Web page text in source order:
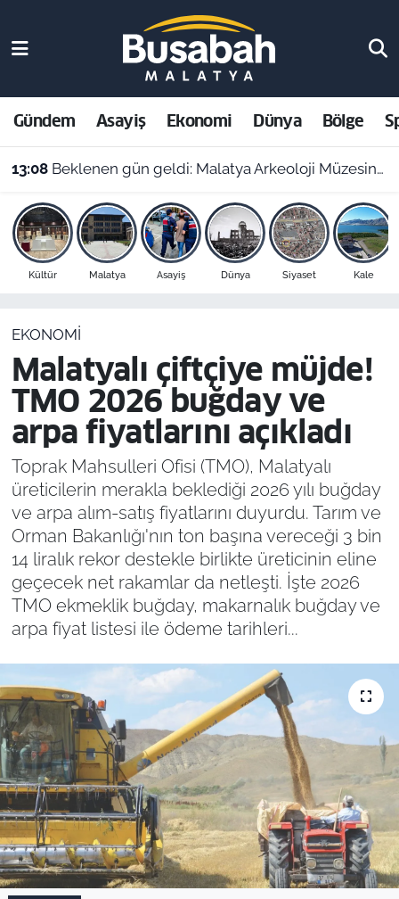
Gündem Asayiş Ekonomi Dünya Bölge
13:08 Beklenen gün geldi: Malatya Arkeoloji Müzesinde binlerce yıllık eserler görücüye çıkıyor
Kültür Malatya Asayiş Dünya Siyaset Kale
EKONOMI
Malatyalı çiftçiye müjde!
TMO 2026 buğday ve
arpa fiyatlarını açıkladı
Toprak Mahsulleri Ofisi (TMO), Malatyalı
üreticilerin merakla beklediği 2026 yılı buğday
ve arpa alım-satış fiyatlarını duyurdu. Tarım ve
Orman Bakanlığı'nın ton başına vereceği 3 bin
14 liralık rekor destekle birlikte üreticinin eline
geçecek net rakamlar da netleşti. İşte 2026
TMO ekmeklik buğday, makarnalık buğday ve
arpa fiyat listesi ile ödeme tarihleri...
Asayiş
Ekonomi
Dünya
Bölge
Resmi İlanlar
Malatya Nöbetçi Eczaneler
Malatya Hava Durumu
Malatya Namaz Vakitleri
Malatya Trafik Yoğunluk Haritası
Süper Lig Puan Durumu ve Fikstür
Son Dakika Haberleri
Haber Arşivi